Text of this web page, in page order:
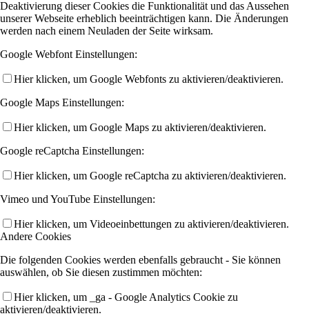
Deaktivierung dieser Cookies die Funktionalität und das Aussehen
unserer Webseite erheblich beeinträchtigen kann. Die Änderungen
werden nach einem Neuladen der Seite wirksam.
Google Webfont Einstellungen:
Hier klicken, um Google Webfonts zu aktivieren/deaktivieren.
Google Maps Einstellungen:
Hier klicken, um Google Maps zu aktivieren/deaktivieren.
Google reCaptcha Einstellungen:
Hier klicken, um Google reCaptcha zu aktivieren/deaktivieren.
Vimeo und YouTube Einstellungen:
Hier klicken, um Videoeinbettungen zu aktivieren/deaktivieren.
Andere Cookies
Die folgenden Cookies werden ebenfalls gebraucht - Sie können
auswählen, ob Sie diesen zustimmen möchten:
Hier klicken, um _ga - Google Analytics Cookie zu
aktivieren/deaktivieren.